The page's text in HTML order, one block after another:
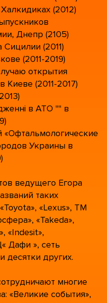
(2012)
Днепр (2105)
(2011)
(2011-2019)
открытия
Киеве (2011-2017)
в АТО "" в
«Офтальмологические
Украины в
ведущего Егора
таких
«Lexus», ТМ
«Takeda»,
«Indesit»,
Дафи », сеть
десятки других.
многие
«Великие события»,